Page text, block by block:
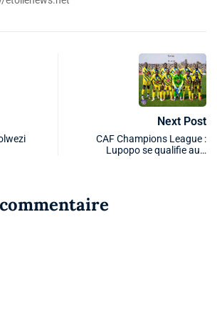
Next Post
CAF Champions League :
Lupopo se qualifie au…